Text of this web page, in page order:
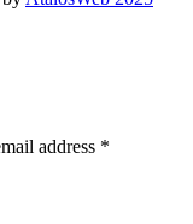
address *